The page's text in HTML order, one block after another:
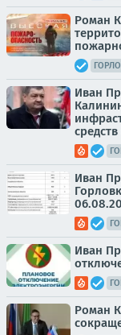
Роман
Иван
Иван
Иван
Роман